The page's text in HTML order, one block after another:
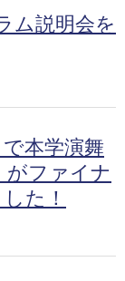
ム説明会を
本学演舞
がファイナ
た！